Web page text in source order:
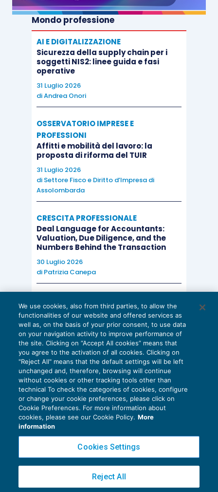
oggetto i medesimi costi,a condizione di
non superare,tenuto conto anche della
non concorrenza alla formazione del
reddito e della base imponibile
dell’imposta regionale sulle attività
produttive
per la componente energetica acquistata ed
effettivamente utilizzatanel primo trimestre
2022, è “6960” – anno di riferimento 2022,
istituito con la recente
13/E/2022.
Mondo professione
AI E DIGITALIZZAZIONE
Sicurezza della supply chain per i
soggetti NIS2: linee guida e fasi
operative
31 Luglio 2026
diAndrea Onori
OSSERVATORIO IMPRESE E
PROFESSIONI
Affitti e mobilità del lavoro: la
proposta di riforma del TUIR
31 Luglio 2026
di Settore Fisco e Diritto d’Impresa di
Assolombarda
CRESCITA PROFESSIONALE
Deal Language for Accountants:
Valuation, Due Diligence, and the
Numbers Behind the Transaction
30 Luglio 2026
di Patrizia Canepa
EU AI Act e studi professionali: le
scadenze concrete
27 Luglio 2026
di Diego BarberieStefano Dovier
Privacy Policy
Cookie Policy
Copyright 2016 ©Gruppo Euroconference S.p.A.v2.32.4
Piazza Luigi Einaudi, 10N01 - 20124 Milano - info@ecnews.it
We use cookies, also from third parties, to allow the
functionalities of our website and offered services as
well as, on the basis of your prior consent, to use data
on your navigation activity to improve performance of
the site. Clicking on “Accept All cookies” means that
you agree to the activation of all cookies. Clicking on
"Reject All" means that the default settings will be left
unchanged and, therefore, browsing will continue
without cookies or other tracking tools other than
technical To check the categories of cookies, configure
or change your cookie preferences, please click on
Cookie Preferences. For more information about
cookies, please see our Cookie Policy. More
information
Cookies Settings
Reject All